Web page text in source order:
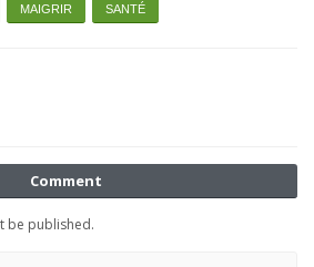
MAIGRIR SANTÉ
Comment
be published.